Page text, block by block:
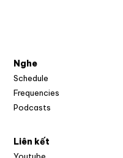
Nghe
Schedule
Frequencies
Podcasts
Liên kết